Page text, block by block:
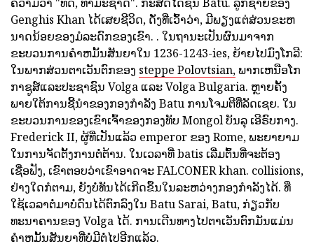
Genghis Khan ໄດ້ເສຍຊີວິດ, ດັ່ງທີ່ເວົ້າວ່າ, ມີພຽງແຕ່ສ່ວນຂະຫ
ນາດນ້ອຍຂອງມໍລະດົກຂອງເຂົາ. . ໃນຖານະເປັນຜົນມາຈາກ
ຂະບວນການຄໍາຫມັ້ນສັນຍາໃນ 1236-1243-ies, ຍ້າຍໄປມົງໂກລີ:
ໃນພາກສ່ວນຕາເວັນຕົກຂອງ steppe Polovtsian,ພາກເຫນືອໂກ
ກາຊູສ໌ແລະປະຊາຊົນ Volga ແລະ Volga Bulgaria. ຫຼາຍຄັ້ງ
ພາຍໃຕ້ການຊີ້ນໍາຂອງກອງກໍາລັງ Batu ການໂຈມຕີທີ່ລັດເຊຍ. ໃນ
ຂະບວນການຂອງເຂົາເຈົ້າຂອງກອງທັບ Mongol ບັນລຸ ເອີຣົບກາງ.
Frederick II, ຜູ້ທີ່ເປັນແລ້ວ emperor ຂອງ Rome, ພະຍາຍາມ
ໃນການຈັດຕັ້ງການຕໍ່ຕ້ານ. ໃນເວລາທີ່ batis ເລີ່ມຕົ້ນທີ່ຈະຕ້ອງ
ເຊື່ອຟັງ, ເຂົາຕອບວ່າເຂົາອາດຈະ FALCONER khan. collisions,
ຢ່າງໃດກໍຕາມ, ຍັງບໍ່ທັນໄດ້ເກີດຂຶ້ນໃນລະຫວ່າງກອງກໍາລັງໄດ້. ທີ່
ໃຊ້ເວລາຕໍ່ມາບໍ່ດົນໄດ້ຕົກລົງໃນ Batu Sarai, Batu, ກ່ຽວກັບ
ທະນາຄານຂອງ Volga ໄດ້. ການເດີນທາງໄປຕາເວັນຕົກມັນແມ່ນ
ຄໍາຫມັ້ນສັນຍາທີ່ບໍ່ມີຕໍ່ໄປອີກແລ້ວ.